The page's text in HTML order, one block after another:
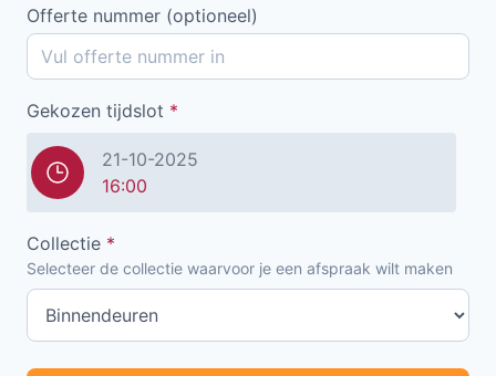
Offerte nummer (optioneel)
Gekozen tijdslot *
21-10-2025
16:00
Collectie *
Selecteer de collectie waarvoor je een afspraak wilt maken